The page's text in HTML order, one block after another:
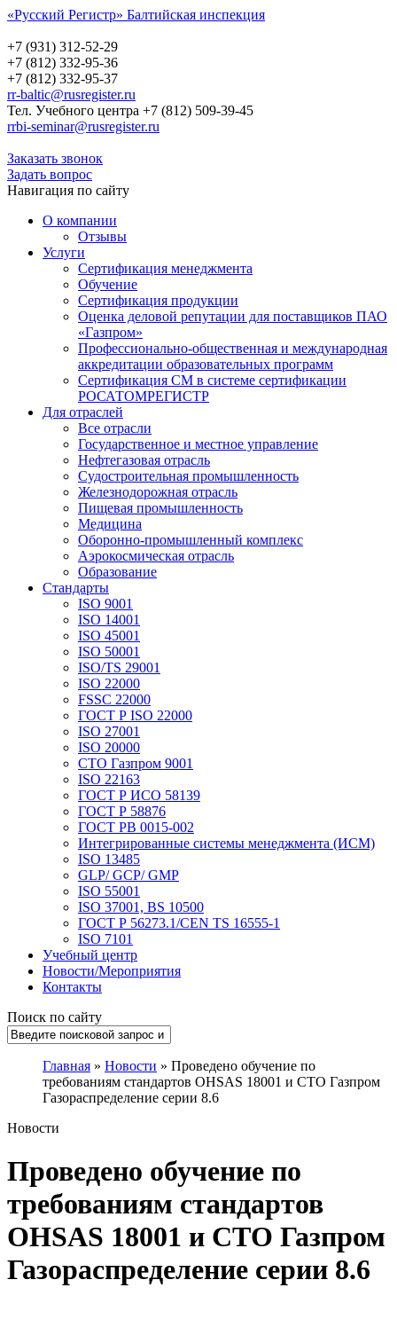
«Русский Регистр» Балтийская инспекция
+7 (931) 312-52-29
+7 (812) 332-95-36
+7 (812) 332-95-37
rr-baltic@rusregister.ru
Тел. Учебного центра +7 (812) 509-39-45
rrbi-seminar@rusregister.ru
Заказать звонок
Задать вопрос
Навигация по сайту
О компании
Отзывы
Услуги
Сертификация менеджмента
Обучение
Сертификация продукции
Оценка деловой репутации для поставщиков ПАО
«Газпром»
Профессионально-общественная и международная
аккредитации образовательных программ
Сертификация СМ в системе сертификации
РОСАТОМРЕГИСТР
Для отраслей
Все отрасли
Государственное и местное управление
Нефтегазовая отрасль
Судостроительная промышленность
Железнодорожная отрасль
Пищевая промышленность
Медицина
Оборонно-промышленный комплекс
Аэрокосмическая отрасль
Образование
Стандарты
ISO 9001
ISO 14001
ISO 45001
ISO 50001
ISO/TS 29001
ISO 22000
FSSC 22000
ГОСТ Р ISO 22000
ISO 27001
ISO 20000
СТО Газпром 9001
ISO 22163
ГОСТ Р ИСО 58139
ГОСТ Р 58876
ГОСТ РВ 0015-002
Интегрированные системы менеджмента (ИСМ)
ISO 13485
GLP/ GCP/ GMP
ISO 55001
ISO 37001, BS 10500
ГОСТ Р 56273.1/CEN TS 16555-1
ISO 7101
Учебный центр
Новости/Мероприятия
Контакты
Поиск по сайту
Главная » Новости » Проведено обучение по
требованиям стандартов OHSAS 18001 и СТО Газпром
Газораспределение серии 8.6
Новости
Проведено обучение по
требованиям стандартов
OHSAS 18001 и СТО Газпром
Газораспределение серии 8.6